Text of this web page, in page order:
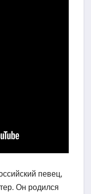
певец,
Он родился